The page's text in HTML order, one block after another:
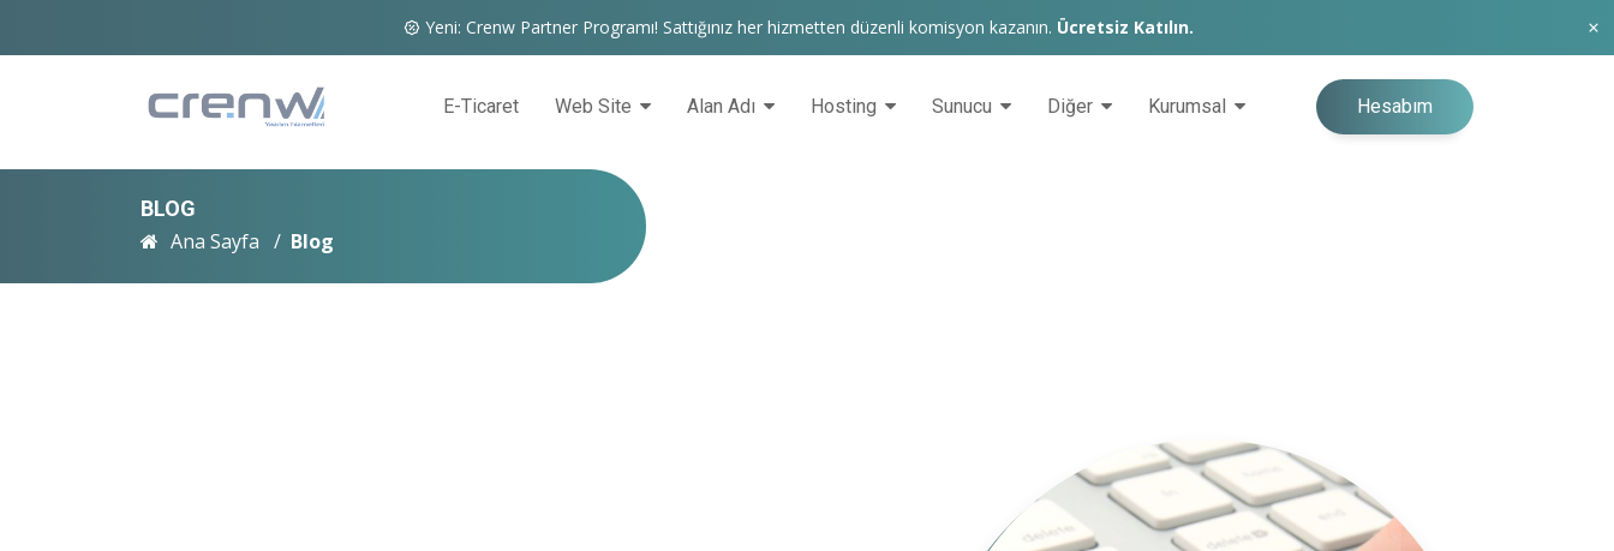
Yeni: Crenw Partner Programı! Sattığınız her hizmetten düzenli komisyon kazanın. Ücretsiz Katılın.
E-Ticaret Web Site Alan Adı Hosting Sunucu Diğer Kurumsal Hesabım
BLOG
Ana Sayfa Blog